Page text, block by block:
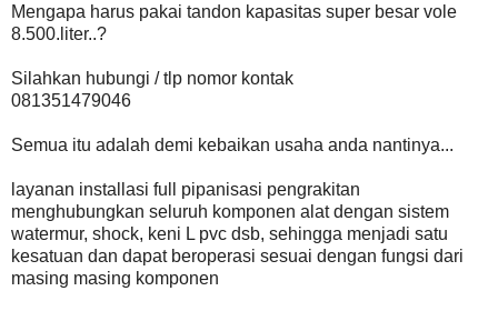
Mengapa harus pakai tandon kapasitas super besar vole
8.500.liter..?
Silahkan hubungi / tlp nomor kontak
081351479046
Semua itu adalah demi kebaikan usaha anda nantinya...
layanan installasi full pipanisasi pengrakitan
menghubungkan seluruh komponen alat dengan sistem
watermur, shock, keni L pvc dsb, sehingga menjadi satu
kesatuan dan dapat beroperasi sesuai dengan fungsi dari
masing masing komponen